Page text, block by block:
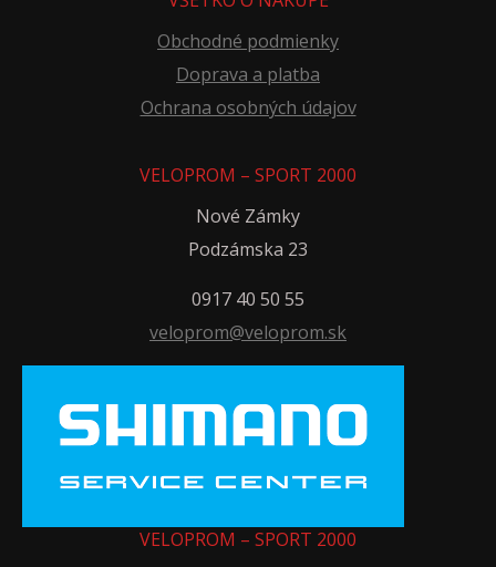
Obchodné podmienky
Doprava a platba
Ochrana osobných údajov
VELOPROM – SPORT 2000
Nové Zámky
Podzámska 23
0917 40 50 55
veloprom@veloprom.sk
VELOPROM – SPORT 2000